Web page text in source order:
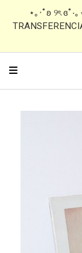
⋆｡‧˚ʚ ୨ৎ